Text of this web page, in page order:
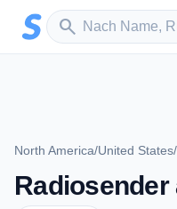
Zum Hauptinhalt springen
search
Sender suchen
North America/United States/